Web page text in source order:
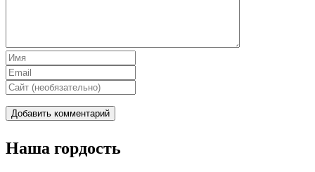
Наша гордость